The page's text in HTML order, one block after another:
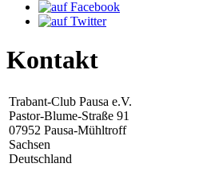
Kontakt
Trabant-Club Pausa e.V.
Pastor-Blume-Straße 91
07952 Pausa-Mühltroff
Sachsen
Deutschland